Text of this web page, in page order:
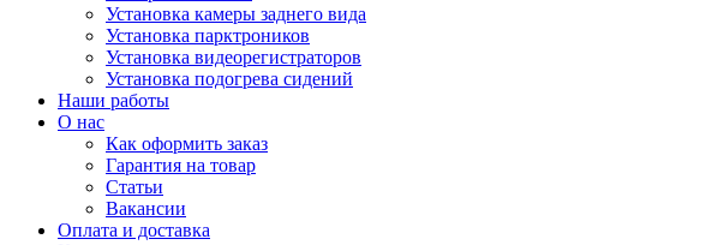
Установка камеры заднего вида
Установка парктроников
Установка видеорегистраторов
Установка подогрева сидений
Наши работы
О нас
Как оформить заказ
Гарантия на товар
Статьи
Вакансии
Оплата и доставка